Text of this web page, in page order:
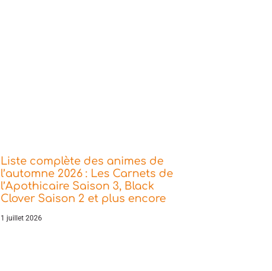
Liste complète des animes de
l’automne 2026 : Les Carnets de
l’Apothicaire Saison 3, Black
Clover Saison 2 et plus encore
1 juillet 2026